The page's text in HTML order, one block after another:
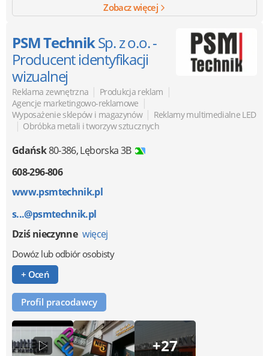
Zobacz więcej
PSM TechnikSp. z o.o. -
Producent identyfikacji
wizualnej
Reklama zewnętrzna | Produkcja reklam |
Agencje marketingowo-reklamowe |
Wyposażenie sklepów i magazynów | Reklamy multimedialne LED
| Obróbka metali i tworzyw sztucznych
Gdańsk80-386,Lęborska 3B
608-296-806
www.psmtechnik.pl
s...@psmtechnik.pl
Dziś nieczynne więcej
Dowóz lub odbiór osobisty
+ Oceń
Profil pracodawcy
+27